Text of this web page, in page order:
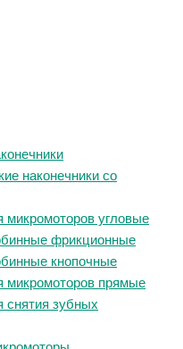
наконечники со
микромоторов угловые
фрикционные
кнопочные
микромоторов прямые
снятия зубных